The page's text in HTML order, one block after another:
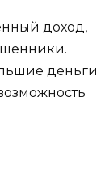
доход,
деньги